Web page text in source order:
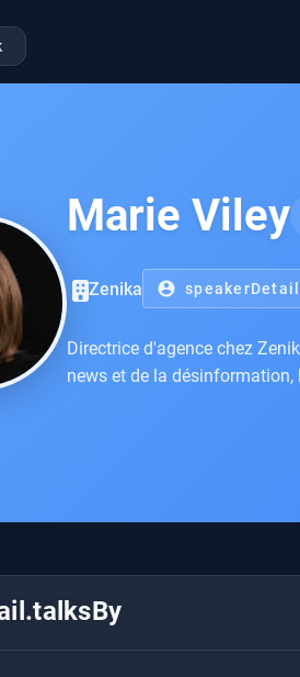
Marie Viley
Zenika account_circle
Directrice d'agence chez
news et de la désinformation,